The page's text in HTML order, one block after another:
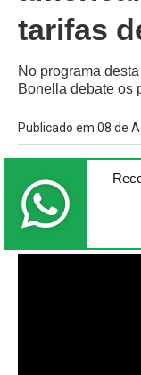
tarifas
No programa
Bonella debate os
Publicado em 08 de